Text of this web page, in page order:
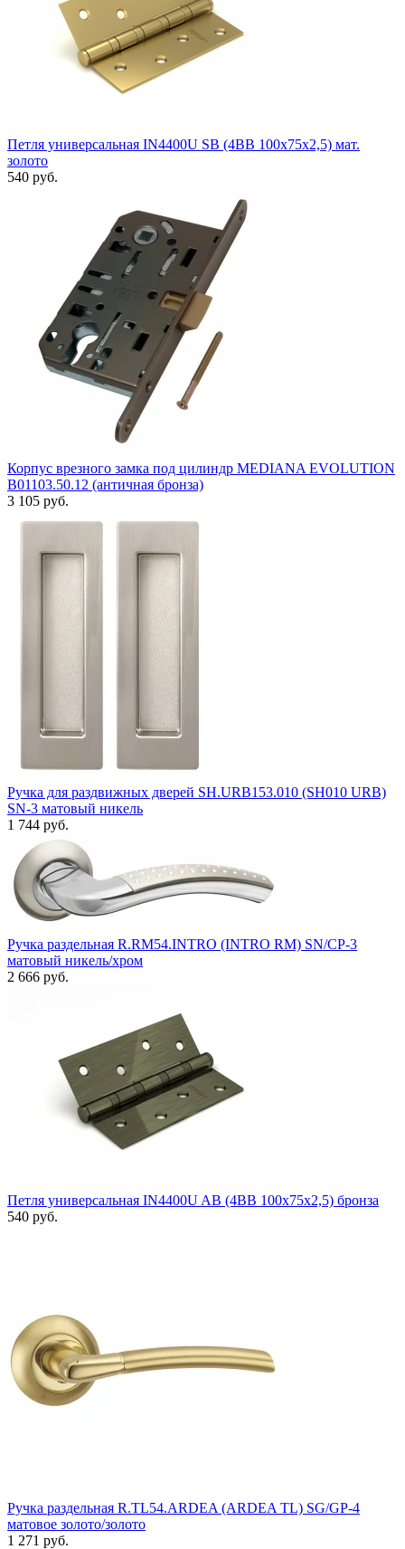
Петля универсальная IN4400U SB (4BB 100x75x2,5) мат.
золото
540 руб.
Корпус врезного замка под цилиндр MEDIANA EVOLUTION
B01103.50.12 (античная бронза)
3 105 руб.
Ручка для раздвижных дверей SH.URB153.010 (SH010 URB)
SN-3 матовый никель
1 744 руб.
Ручка раздельная R.RM54.INTRO (INTRO RM) SN/CP-3
матовый никель/хром
2 666 руб.
Петля универсальная IN4400U AB (4BB 100x75x2,5) бронза
540 руб.
Ручка раздельная R.TL54.ARDEA (ARDEA TL) SG/GP-4
матовое золото/золото
1 271 руб.